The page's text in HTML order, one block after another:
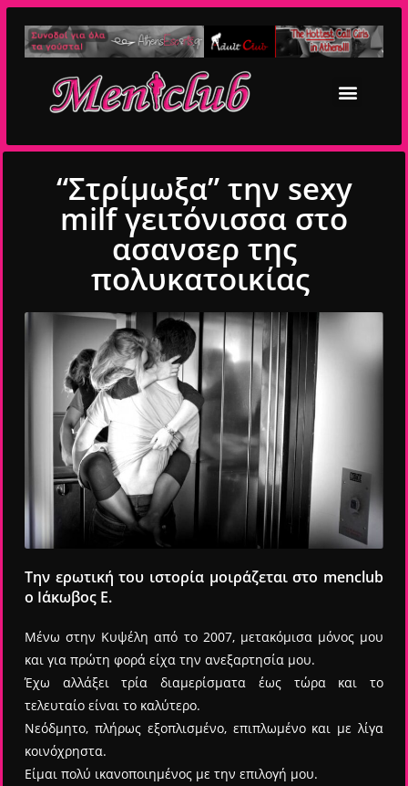
“Στρίμωξα” την sexy
milf γειτόνισσα στο
ασανσερ της
πολυκατοικίας
Την ερωτική του ιστορία μοιράζεται στο menclub
ο Ιάκωβος Ε.
Μένω στην Κυψέλη από το 2007, μετακόμισα μόνος μου
και για πρώτη φορά είχα την ανεξαρτησία μου.
Έχω αλλάξει τρία διαμερίσματα έως τώρα και το
τελευταίο είναι το καλύτερο.
Νεόδμητο, πλήρως εξοπλισμένο, επιπλωμένο και με λίγα
κοινόχρηστα.
Είμαι πολύ ικανοποιημένος με την επιλογή μου.